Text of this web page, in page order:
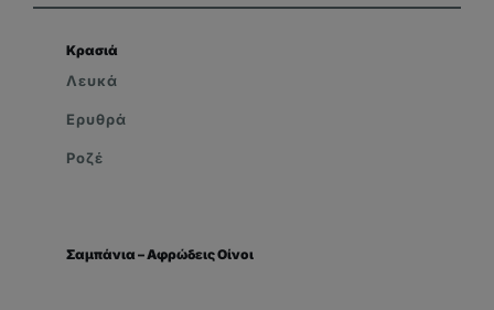
Κρασιά
Λευκά
Ερυθρά
Ροζέ
Σαμπάνια – Αφρώδεις Οίνοι